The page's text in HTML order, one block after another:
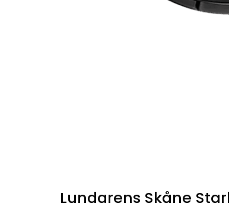
Lundgrens Skåne